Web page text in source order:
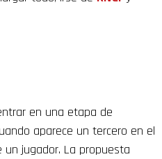
en una etapa de
aparece un tercero en el
un jugador. La propuesta